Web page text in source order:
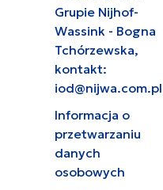
Grupie Nijhof-
Wassink - Bogna
Tchórzewska,
kontakt:
iod@nijwa.com.pl
Informacja o
przetwarzaniu
danych
osobowych